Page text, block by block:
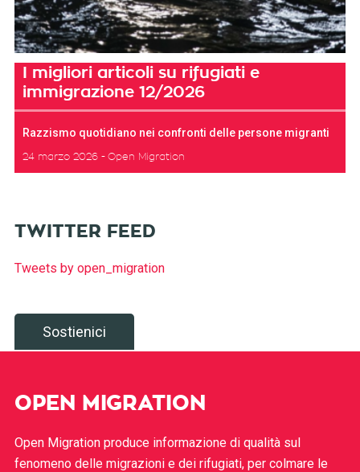
I migliori articoli su rifugiati e
immigrazione 12/2026
Razzismo quotidiano nei confronti delle persone migranti
24 marzo 2026 Open Migration
TWITTER FEED
Tweets by open_migration
Sostienici
OPEN MIGRATION
Open Migration produce informazione di qualità sul
fenomeno delle migrazioni e dei rifugiati, per colmare le